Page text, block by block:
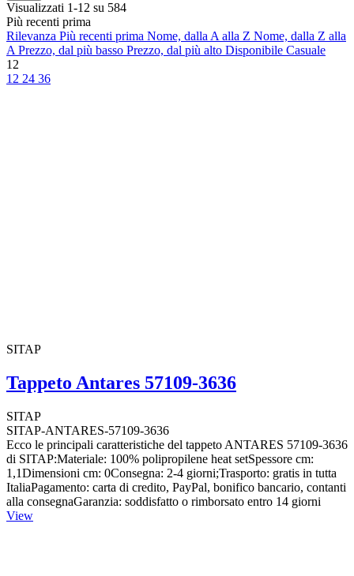
Visualizzati 1-12 su 584
Più recenti prima
Rilevanza Più recenti prima Nome, dalla A alla Z Nome, dalla Z alla
A Prezzo, dal più basso Prezzo, dal più alto Disponibile Casuale
12
12 24 36
SITAP
Tappeto Antares 57109-3636
SITAP
SITAP-ANTARES-57109-3636
Ecco le principali caratteristiche del tappeto ANTARES 57109-3636
di SITAP:Materiale: 100% polipropilene heat setSpessore cm:
1,1Dimensioni cm: 0Consegna: 2-4 giorni;Trasporto: gratis in tutta
ItaliaPagamento: carta di credito, PayPal, bonifico bancario, contanti
alla consegnaGaranzia: soddisfatto o rimborsato entro 14 giorni
View